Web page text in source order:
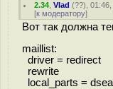
2.34 ,Vlad (??),
[к модератору]
Вот так должна
maillist:
driver = redirect
rewrite
local_parts =